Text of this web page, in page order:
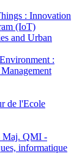
: Innovation
(IoT)
and Urban
:
de l'Ecole
QMI -
informatique